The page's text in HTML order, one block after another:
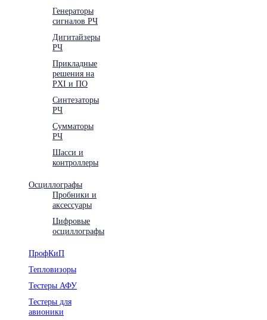
Генераторы
сигналов РЧ
Дигитайзеры
РЧ
Прикладные
решения на
PXI и ПО
Синтезаторы
РЧ
Сумматоры
РЧ
Шасси и
контроллеры
Осциллографы
Пробники и
аксессуары
Цифровые
осциллографы
ПрофКиП
Тепловизоры
Тестеры АФУ
Тестеры для
авионики